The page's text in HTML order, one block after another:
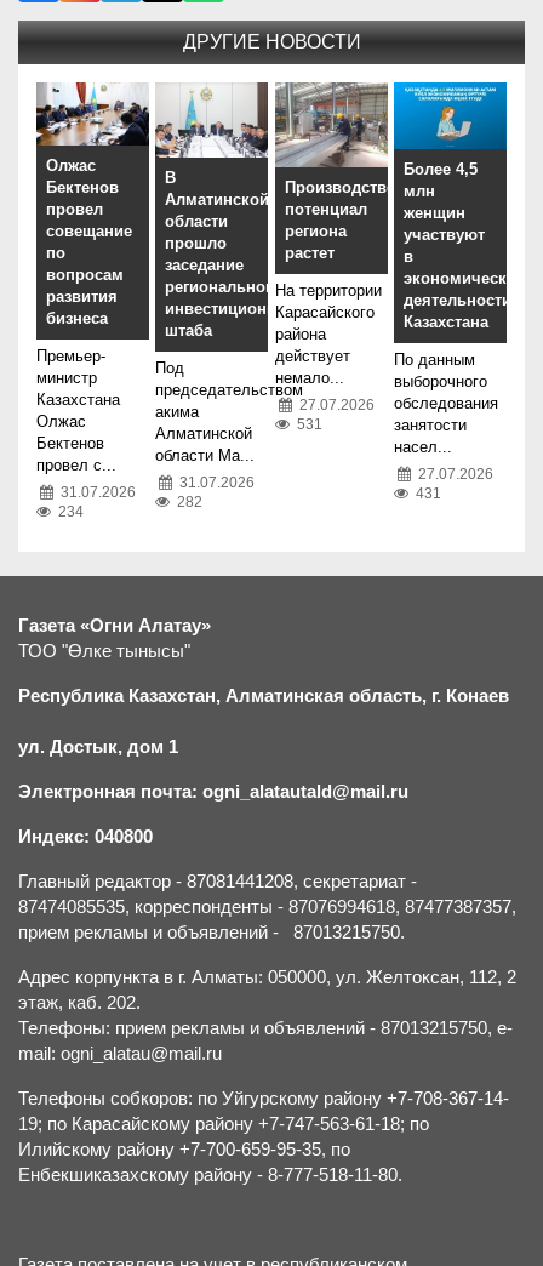
ДРУГИЕ НОВОСТИ
Олжас
Бектенов
провел
совещание
по
вопросам
развития
бизнеса
Премьер-
министр
Казахстана
Олжас
Бектенов
провел с...
31.07.2026
234
В
Алматинской
области
прошло
заседание
регионального
инвестиционного
штаба
Под
председательством
акима
Алматинской
области Ма...
31.07.2026
282
Производственный
потенциал
региона
растет
На территории
Карасайского
района
действует
немало...
27.07.2026
531
Более 4,5
млн
женщин
участвуют
в
экономической
деятельности
Казахстана
По данным
выборочного
обследования
занятости
насел...
27.07.2026
431
Газета «Огни Алатау»
ТОО "Өлке тынысы"
Республика Казахстан, Алматинская область, г. Конаев
ул. Достык, дом 1
Электронная почта: ogni_alatautald@mail.ru
Индекс: 040800
Главный редактор - 87081441208, секретариат -
87474085535, корреспонденты - 87076994618, 87477387357,
прием рекламы и объявлений - 87013215750.
Адрес корпункта в г. Алматы: 050000, ул. Желтоксан, 112, 2
этаж, каб. 202.
Телефоны: прием рекламы и объявлений - 87013215750, e-
mail: ogni_alatau@mail.ru
Телефоны собкоров: по Уйгурскому району +7-708-367-14-
19; по Карасайскому району +7-747-563-61-18; по
Илийскому району +7-700-659-95-35, по
Енбекшиказахскому району - 8-777-518-11-80.